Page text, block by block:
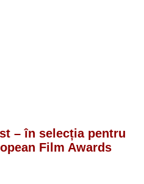
– în selecția pentru
Film Awards